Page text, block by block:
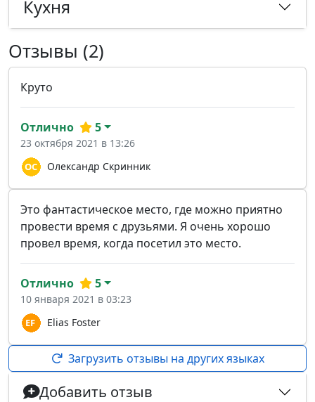
Кухня
Отзывы (2)
Круто
Олександр Скринник
Отлично 5
23 октября 2021 в 13:26
Это фантастическое место, где можно приятно
провести время с друзьями. Я очень хорошо
провел время, когда посетил это место.
Elias Foster
Отлично 5
10 января 2021 в 03:23
Загрузить отзывы на других языках
Добавить отзыв